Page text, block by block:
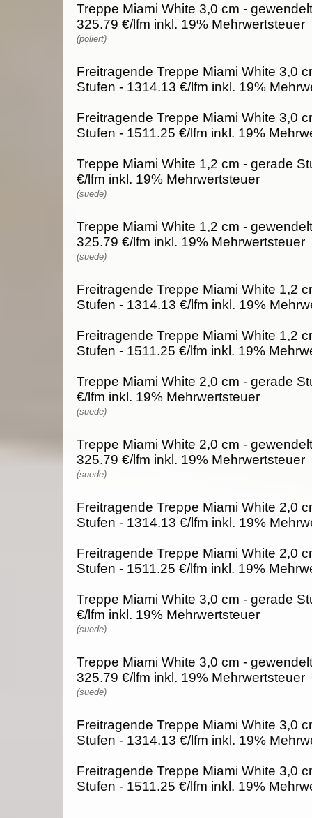
Treppe Miami White 3,0 cm -
325.79 €/lfm inkl. 19% Mehrwertsteuer
(poliert)
Freitragende Treppe Miami White 3,0
Stufen - 1314.13 €/lfm inkl. 19%
Freitragende Treppe Miami White 3,0
Stufen - 1511.25 €/lfm inkl. 19%
Treppe Miami White 1,2 cm - gerade
€/lfm inkl. 19% Mehrwertsteuer
(suede)
Treppe Miami White 1,2 cm -
325.79 €/lfm inkl. 19% Mehrwertsteuer
(suede)
Freitragende Treppe Miami White 1,2
Stufen - 1314.13 €/lfm inkl. 19%
Freitragende Treppe Miami White 1,2
Stufen - 1511.25 €/lfm inkl. 19%
Treppe Miami White 2,0 cm - gerade
€/lfm inkl. 19% Mehrwertsteuer
(suede)
Treppe Miami White 2,0 cm -
325.79 €/lfm inkl. 19% Mehrwertsteuer
(suede)
Freitragende Treppe Miami White 2,0
Stufen - 1314.13 €/lfm inkl. 19%
Freitragende Treppe Miami White 2,0
Stufen - 1511.25 €/lfm inkl. 19%
Treppe Miami White 3,0 cm - gerade
€/lfm inkl. 19% Mehrwertsteuer
(suede)
Treppe Miami White 3,0 cm -
325.79 €/lfm inkl. 19% Mehrwertsteuer
(suede)
Freitragende Treppe Miami White 3,0
Stufen - 1314.13 €/lfm inkl. 19%
Freitragende Treppe Miami White 3,0
Stufen - 1511.25 €/lfm inkl. 19%